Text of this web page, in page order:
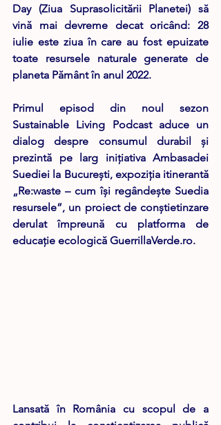
Day (Ziua Suprasolicitării Planetei) să
vină mai devreme decat oricând: 28
iulie este ziua în care au fost epuizate
toate resursele naturale generate de
planeta Pământ în anul 2022.
Primul episod din noul sezon
Sustainable Living Podcast aduce un
dialog despre consumul durabil și
prezintă pe larg inițiativa Ambasadei
Suediei la București, expoziția itinerantă
„Re:waste – cum își regândește Suedia
resursele”, un proiect de conștietinzare
derulat împreună cu platforma de
educație ecologică GuerrillaVerde.ro.
Lansată în România cu scopul de a